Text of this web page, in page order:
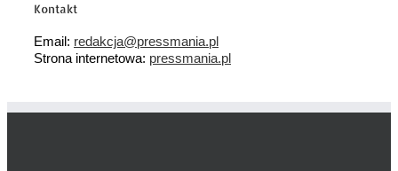
Kontakt
Email: redakcja@pressmania.pl
Strona internetowa: pressmania.pl